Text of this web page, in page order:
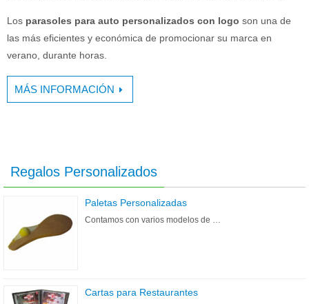
Los parasoles para auto personalizados con logo son una de
las más eficientes y económica de promocionar su marca en
verano, durante horas.
MÁS INFORMACIÓN
Regalos Personalizados
Paletas Personalizadas
Contamos con varios modelos de …
Cartas para Restaurantes